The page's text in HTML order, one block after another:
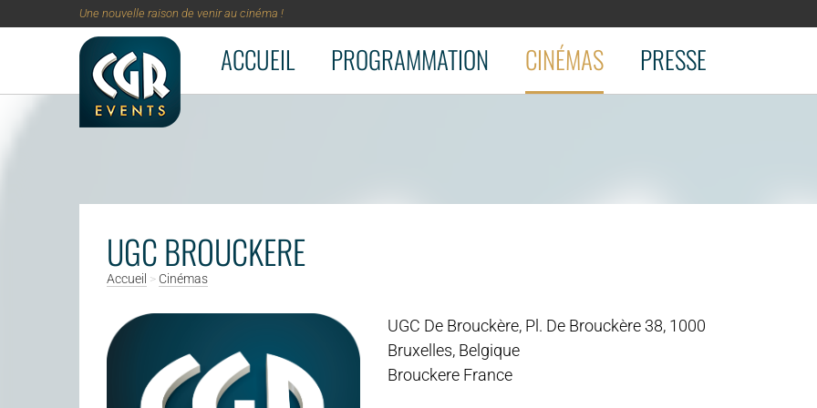
Aller au contenu principal
Une nouvelle raison de venir au cinéma !
ACCUEIL PROGRAMMATION CINÉMAS PRESSE
UGC BROUCKERE
Accueil > Cinémas
UGC De Brouckère, Pl. De Brouckère 38, 1000
Bruxelles, Belgique
Brouckere France